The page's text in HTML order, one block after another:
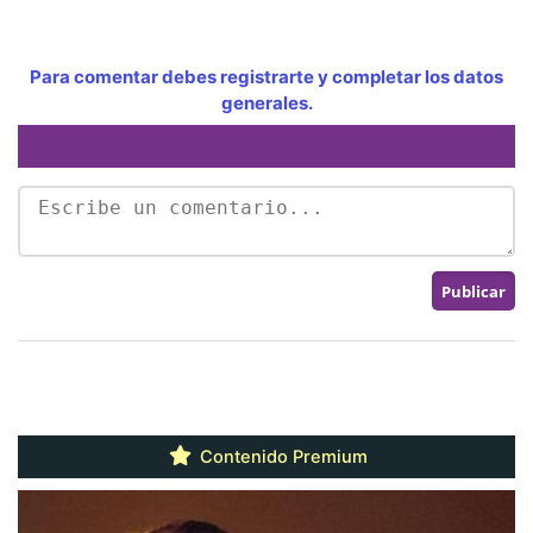
Para comentar debes registrarte y completar los datos
generales.
Contenido Premium